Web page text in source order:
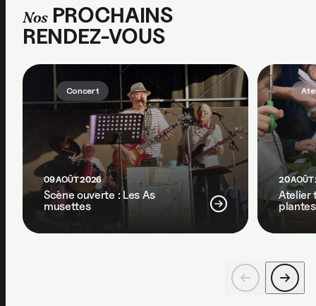
Nos PROCHAINS
RENDEZ-VOUS
Concert
09 AOÛT 2026
Scène ouverte : Les As
musettes
20
Atelier